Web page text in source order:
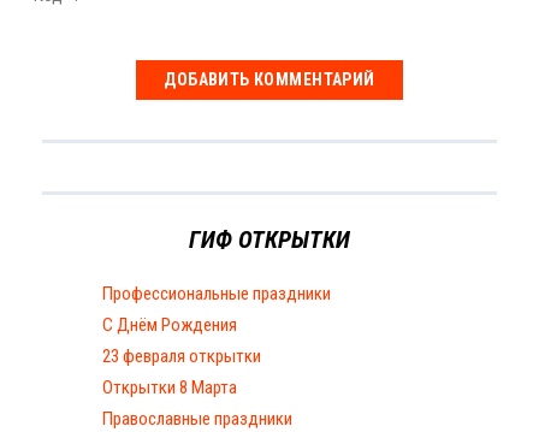
ГИФ ОТКРЫТКИ
Профессиональные праздники
С Днём Рождения
23 февраля открытки
Открытки 8 Марта
Православные праздники